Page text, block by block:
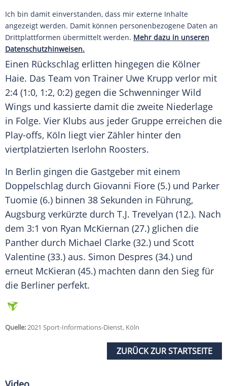
Ich bin damit einverstanden, dass mir externe Inhalte
angezeigt werden. Damit können personenbezogene Daten an
Drittplattformen übermittelt werden. Mehr dazu in unseren
Datenschutzhinweisen.
Einen Rückschlag erlitten hingegen die Kölner
Haie. Das Team von Trainer Uwe Krupp verlor mit
2:4 (1:0, 1:2, 0:2) gegen die Schwenninger Wild
Wings und kassierte damit die zweite Niederlage
in Folge. Vier Klubs aus jeder Gruppe erreichen die
Play-offs, Köln liegt vier Zähler hinter den
viertplatzierten Iserlohn Roosters.
In Berlin gingen die Gastgeber mit einem
Doppelschlag durch Giovanni Fiore (5.) und Parker
Tuomie (6.) binnen 38 Sekunden in Führung,
Augsburg verkürzte durch T.J. Trevelyan (12.). Nach
dem 3:1 von Ryan McKiernan (27.) glichen die
Panther durch Michael Clarke (32.) und Scott
Valentine (33.) aus. Simon Despres (34.) und
erneut McKieran (45.) machten dann den Sieg für
die Berliner perfekt.
Quelle:2021 Sport-Informations-Dienst, Köln
ZURÜCK ZUR STARTSEITE